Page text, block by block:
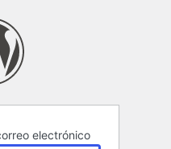
electrónico